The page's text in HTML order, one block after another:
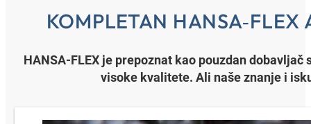
KOMPLETAN HANSA‑FLEX
HANSA‑FLEX je prepoznat kao pouzdan
visoke kvalitete. Ali naše znanje i